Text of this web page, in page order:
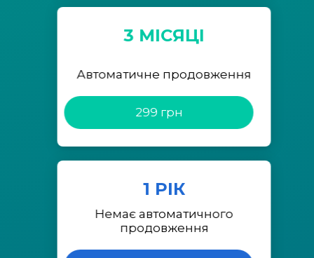
3 МІСЯЦІ
Автоматичне продовження
299 грн
1 РІК
Немає автоматичного
продовження